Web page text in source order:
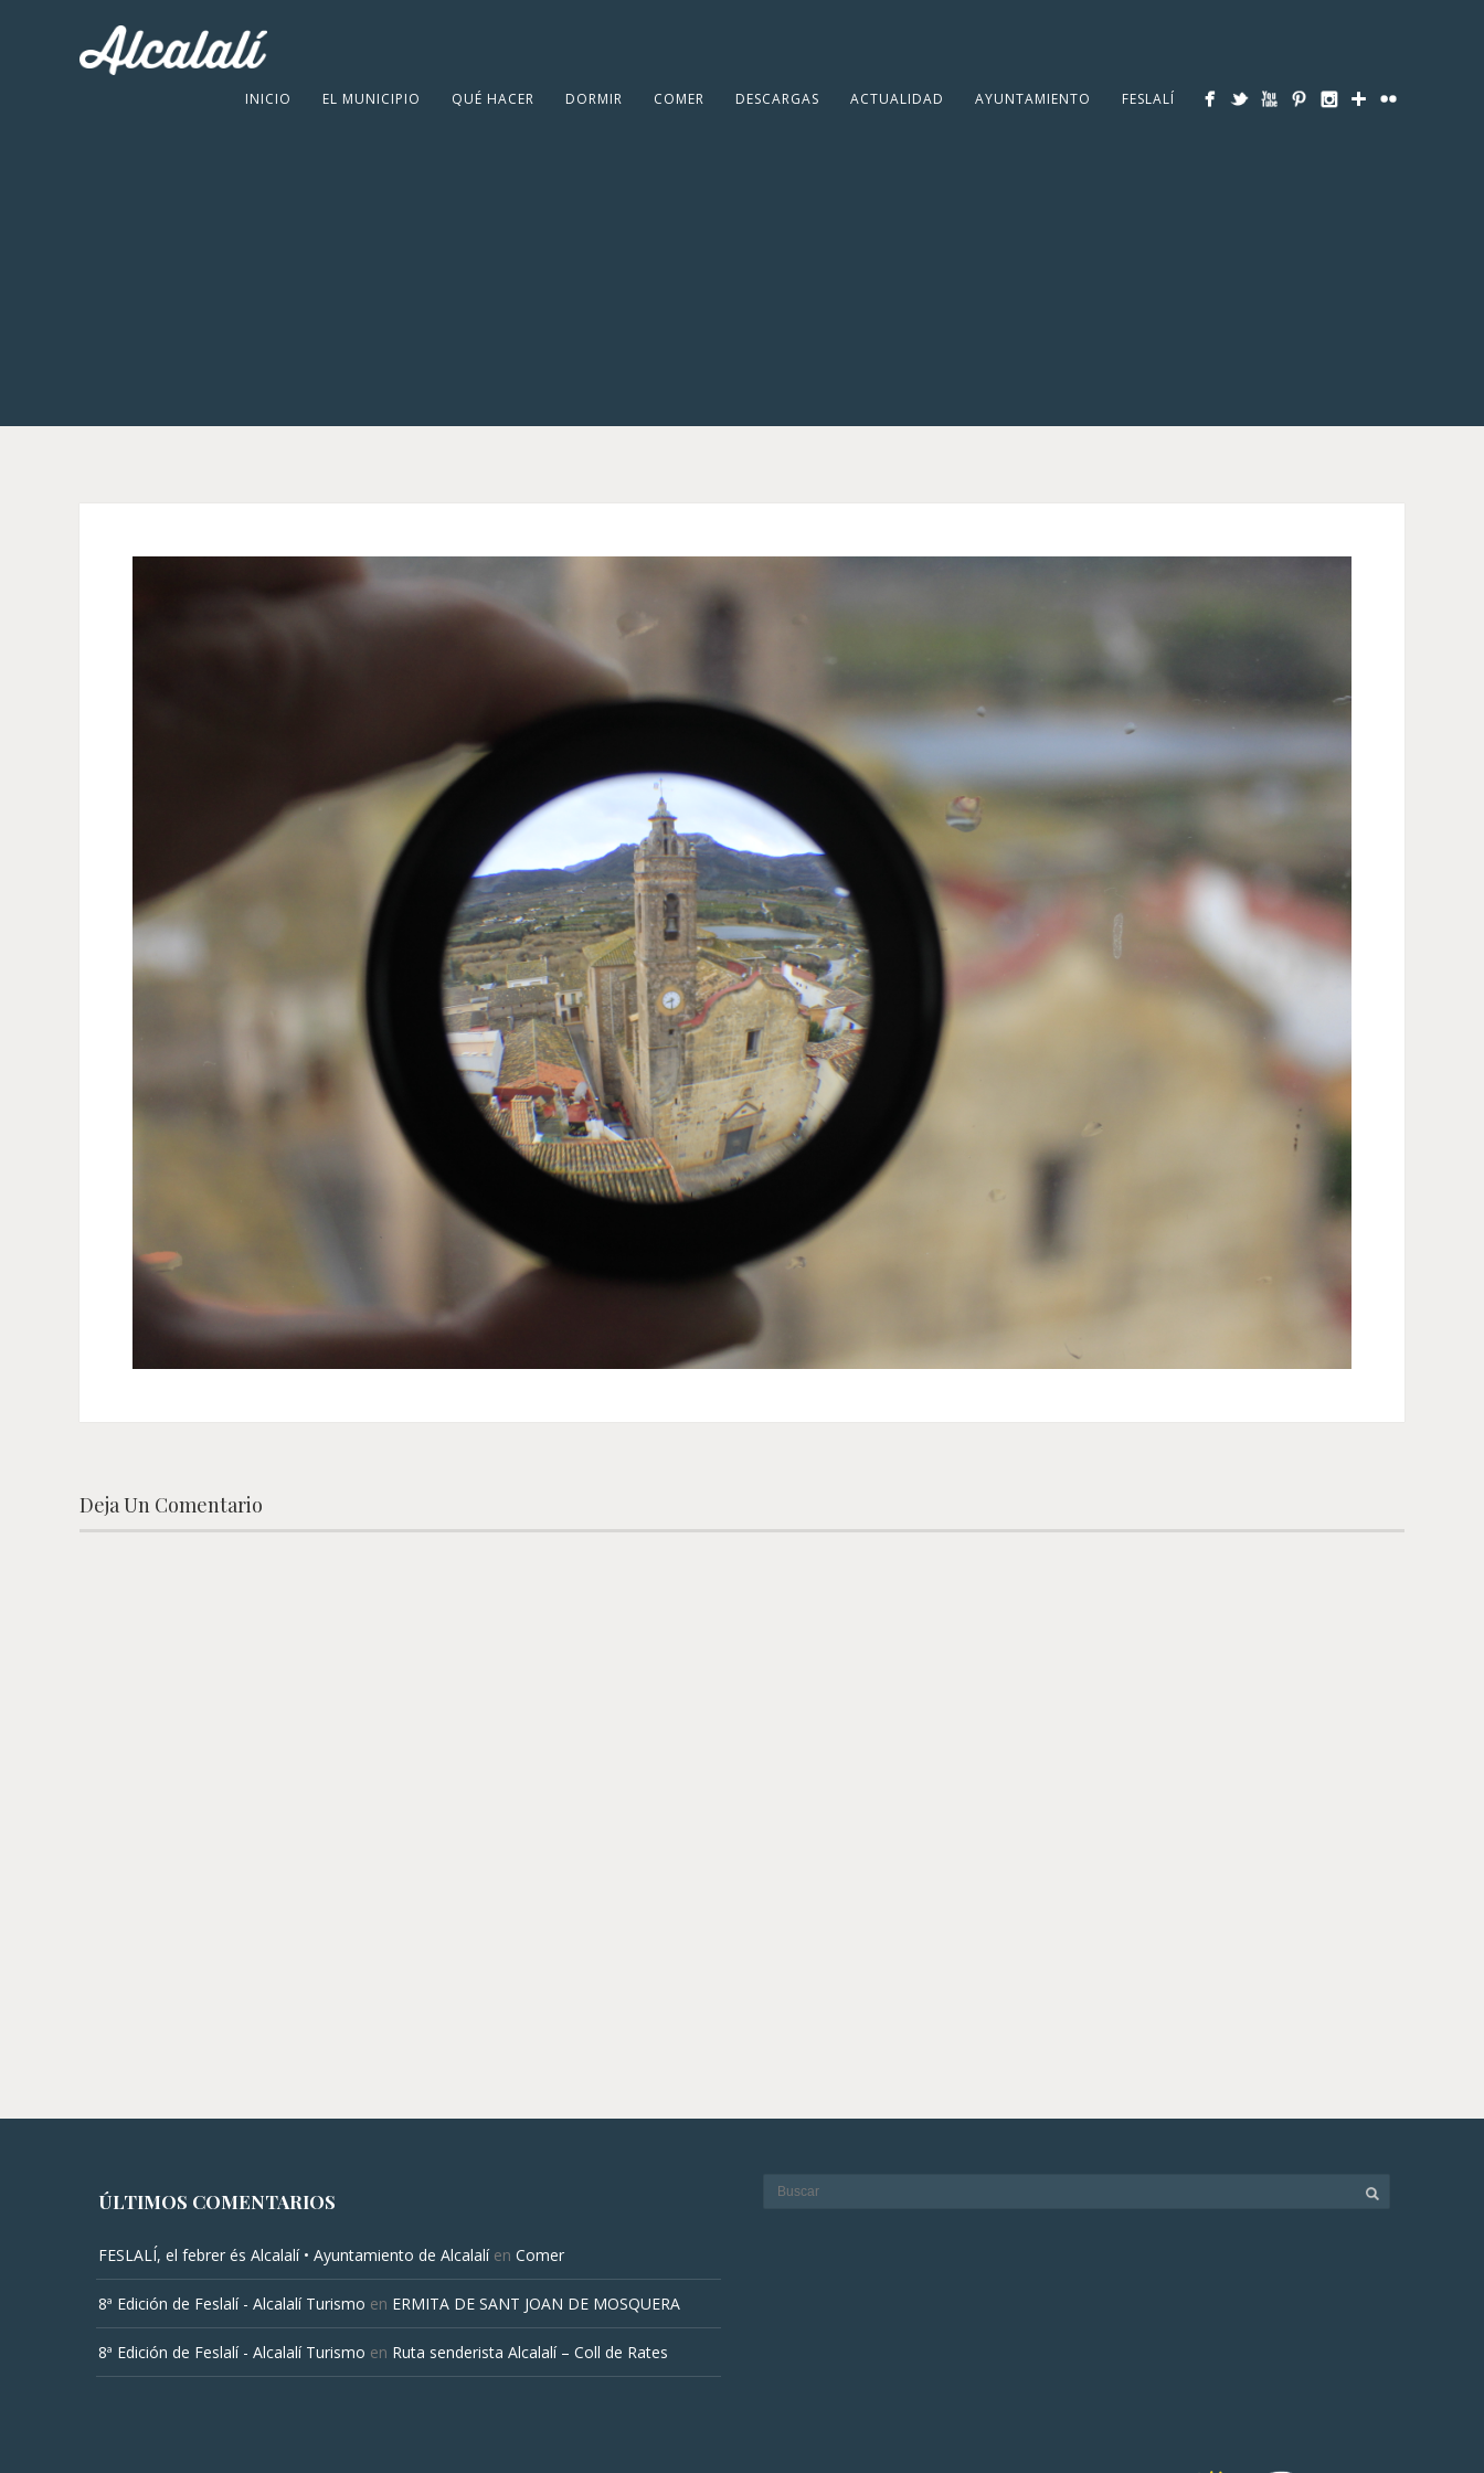
INICIO EL MUNICIPIO QUÉ HACER DORMIR COMER DESCARGAS ACTUALIDAD AYUNTAMIENTO FESLALÍ
Deja Un Comentario
ÚLTIMOS COMENTARIOS
FESLALÍ, el febrer és Alcalalí • Ayuntamiento de Alcalalíen Comer
8ª Edición de Feslalí - Alcalalí Turismo en ERMITA DE SANT JOAN DE MOSQUERA
8ª Edición de Feslalí - Alcalalí Turismo en Ruta senderista Alcalalí – Coll de Rates